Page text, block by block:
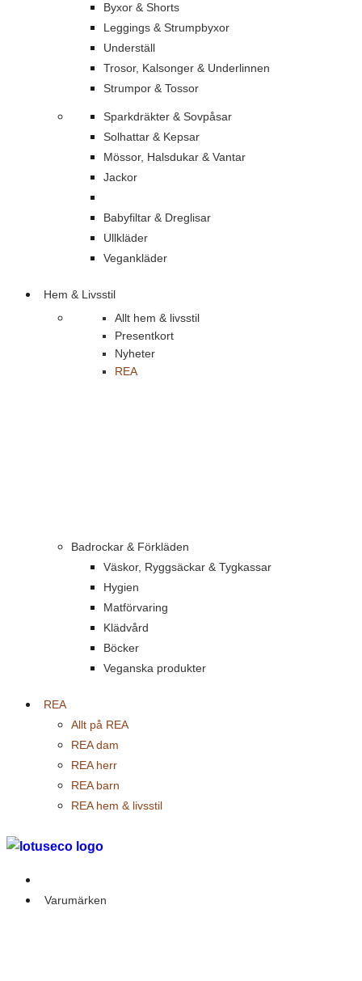
Byxor & Shorts
Leggings & Strumpbyxor
Underställ
Trosor, Kalsonger & Underlinnen
Strumpor & Tossor
Sparkdräkter & Sovpåsar
Solhattar & Kepsar
Mössor, Halsdukar & Vantar
Jackor
Babyfiltar & Dreglisar
Ullkläder
Vegankläder
Hem & Livsstil
Allt hem & livsstil
Presentkort
Nyheter
REA
Badrockar & Förkläden
Väskor, Ryggsäckar & Tygkassar
Hygien
Matförvaring
Klädvård
Böcker
Veganska produkter
REA
Allt på REA
REA dam
REA herr
REA barn
REA hem & livsstil
Varumärken